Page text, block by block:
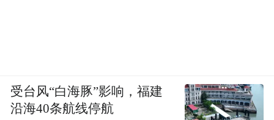
受台风“白海豚”影响，福建
沿海40条航线停航